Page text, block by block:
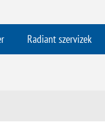
Radiant szervizek